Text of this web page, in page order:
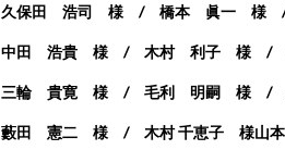
久保田 浩司 様 / 橋本 眞一
中田 浩貴 様 / 木村 利子 様
三輪 貴寛 様 / 毛利 明嗣 様 /
藪田 憲二 様 / 木村 千恵子 様山